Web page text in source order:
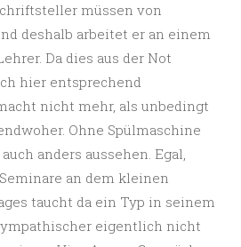
müssen von
deshalb arbeitet er an einem
Da dies aus der Not
hier entsprechend
nicht mehr, als unbedingt
Ohne Spülmaschine
anders aussehen. Egal,
an dem kleinen
taucht da ein Typ in seinem
eigentlich nicht